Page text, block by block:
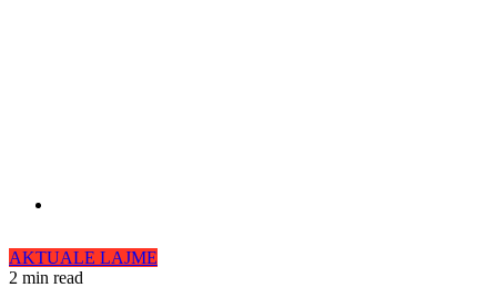
AKTUALE LAJME
2 min read